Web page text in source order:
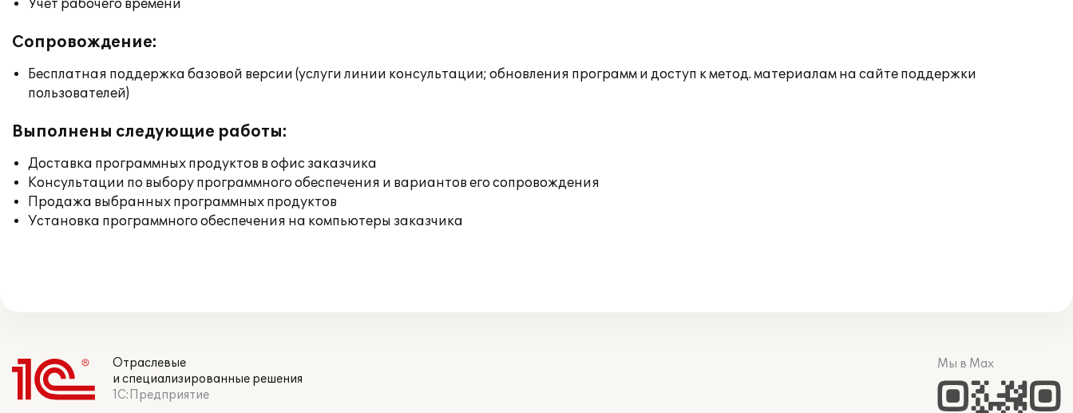
Учет рабочего времени
Сопровождение:
Бесплатная поддержка базовой версии (услуги линии консультации; обновления программ и доступ к метод. материалам на сайте поддержки
пользователей)
Выполнены следующие работы:
Доставка программных продуктов в офис заказчика
Консультации по выбору программного обеспечения и вариантов его сопровождения
Продажа выбранных программных продуктов
Установка программного обеспечения на компьютеры заказчика
Отраслевые
и специализированные решения
1С:Предприятие
Мы в Max